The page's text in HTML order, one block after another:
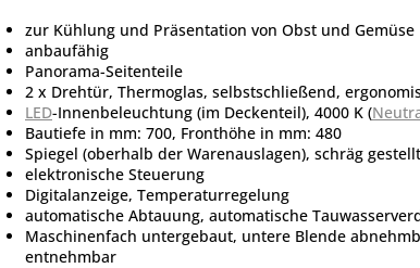
zur Kühlung und Präsentation von Obst und Gemüse
anbaufähig
Panorama-Seitenteile
2 x Drehtür, Thermoglas, selbstschließend,
LED-Innenbeleuchtung (im Deckenteil), 4000 K (
Bautiefe in mm: 700, Fronthöhe in mm: 480
Spiegel (oberhalb der Warenauslagen), schräg gestellt
elektronische Steuerung
Digitalanzeige, Temperaturregelung
automatische Abtauung, automatische
Maschinenfach untergebaut, untere Blende
entnehmbar